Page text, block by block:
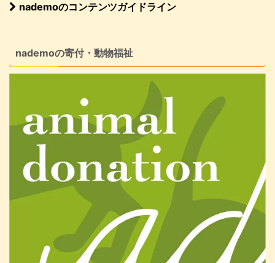
nademoのコンテンツガイドライン
nademoの寄付・動物福祉